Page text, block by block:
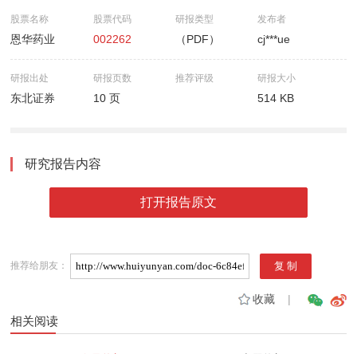
股票名称
恩华药业
股票代码
002262
研报类型
（PDF）
发布者
cj***ue
研报出处
东北证券
研报页数
10 页
推荐评级 研报大小
514 KB
研究报告内容
打开报告原文
推荐给朋友：
收藏|
相关阅读